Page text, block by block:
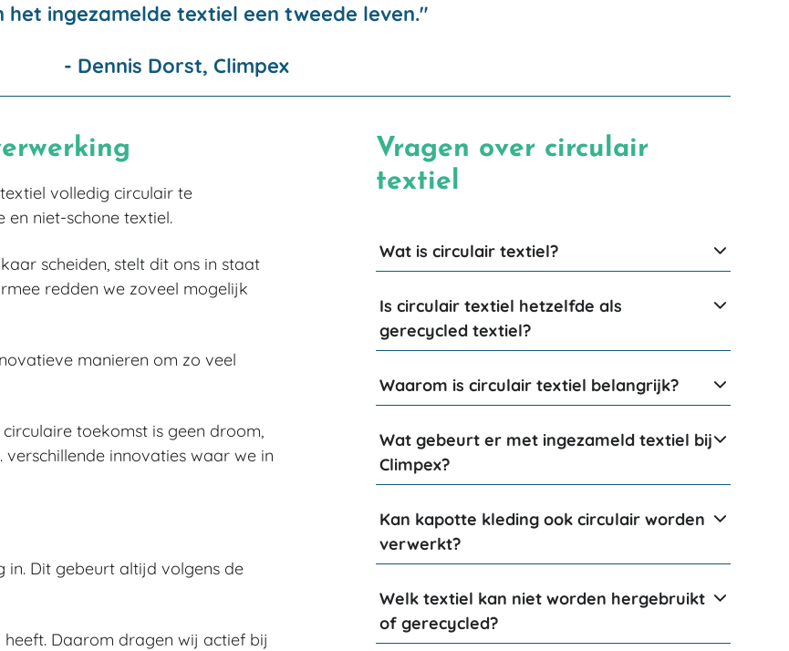
het ingezamelde textiel een tweede leven."
- Dennis Dorst, Climpex
volledig circulair te
niet-schone textiel.
scheiden, stelt dit ons in staat
redden we zoveel mogelijk
manieren om zo veel
toekomst is geen droom,
innovaties waar we in
Dit gebeurt altijd volgens de
Daarom dragen wij actief bij
Vragen over circulair
textiel
Wat is circulair textiel?
Is circulair textiel hetzelfde als
gerecycled textiel?
Waarom is circulair textiel belangrijk?
Wat gebeurt er met ingezameld textiel bij
Climpex?
Kan kapotte kleding ook circulair worden
verwerkt?
Welk textiel kan niet worden hergebruikt
of gerecycled?